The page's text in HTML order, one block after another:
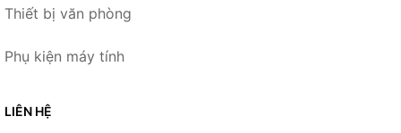
Thiết bị văn phòng
Phụ kiện máy tính
LIÊN HỆ